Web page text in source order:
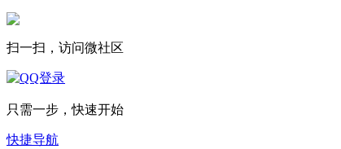
扫一扫，访问微社区
只需一步，快速开始
快捷导航